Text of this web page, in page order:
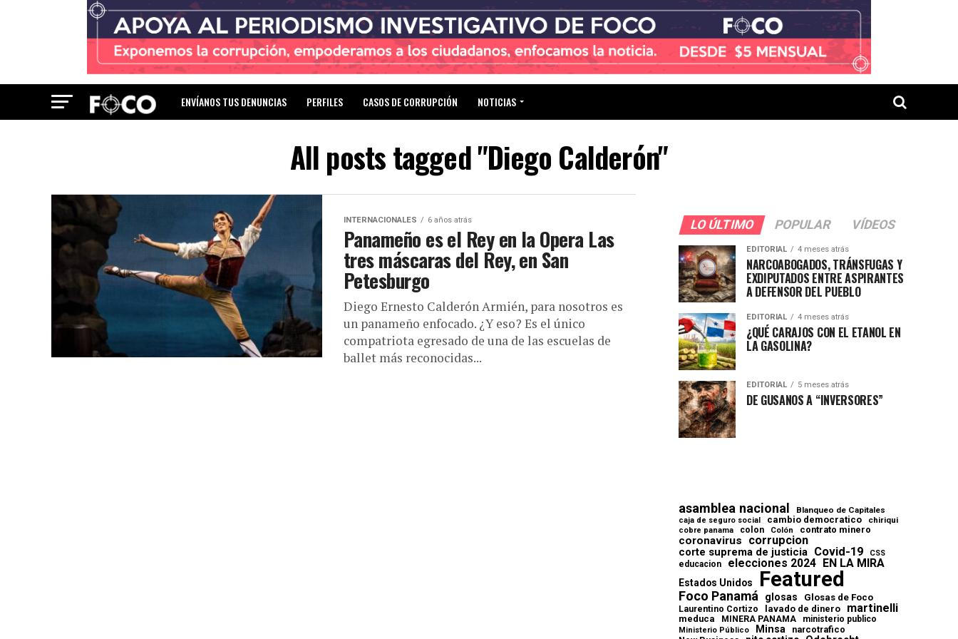
ENVÍANOS TUS DENUNCIAS PERFILES CASOS DE CORRUPCIÓN NOTICIAS
All posts tagged "Diego Calderón"
INTERNACIONALES 6 años atrás
Panameño es el Rey en la Opera Las
tres máscaras del Rey, en San
Petesburgo
Diego Ernesto Calderón Armién, para nosotros es
un panameño enfocado. ¿Y eso? Es el único
compatriota egresado de una de las escuelas de
ballet más reconocidas...
LO ÚLTIMO POPULAR VÍDEOS
EDITORIAL 4 meses atrás
NARCOABOGADOS, TRÁNSFUGAS Y
EXDIPUTADOS ENTRE ASPIRANTES
A DEFENSOR DEL PUEBLO
EDITORIAL 4 meses atrás
¿QUÉ CARAJOS CON EL ETANOL EN
LA GASOLINA?
EDITORIAL 5 meses atrás
DE GUSANOS A “INVERSORES”
asamblea nacional Blanqueo de Capitales
caja de seguro social cambio democratico chiriqui
cobre panama colon Colón contrato minero
coronavirus corrupcion
corte suprema de justicia Covid-19 CSS
educacion elecciones 2024 EN LA MIRA
Estados Unidos Featured
Foco Panamá glosas Glosas de Foco
Laurentino Cortizo lavado de dinero martinelli
meduca MINERA PANAMA ministerio publico
Ministerio Público Minsa
narcotrafico